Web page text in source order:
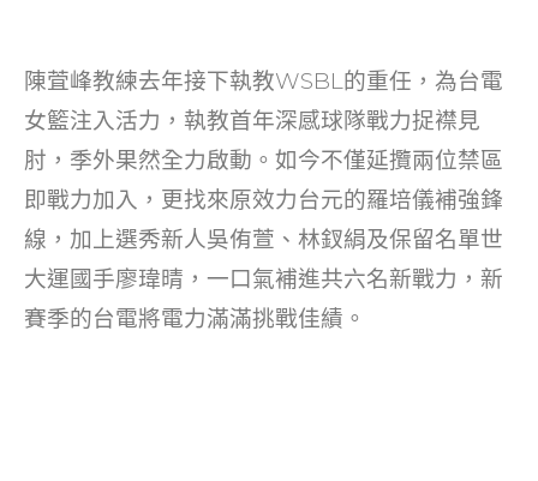
陳萓峰教練去年接下執教WSBL的重任，為台電
女籃注入活力，執教首年深感球隊戰力捉襟見
肘，季外果然全力啟動。如今不僅延攬兩位禁區
即戰力加入，更找來原效力台元的羅培儀補強鋒
線，加上選秀新人吳侑萱、林釵絹及保留名單世
大運國手廖瑋晴，一口氣補進共六名新戰力，新
賽季的台電將電力滿滿挑戰佳績。